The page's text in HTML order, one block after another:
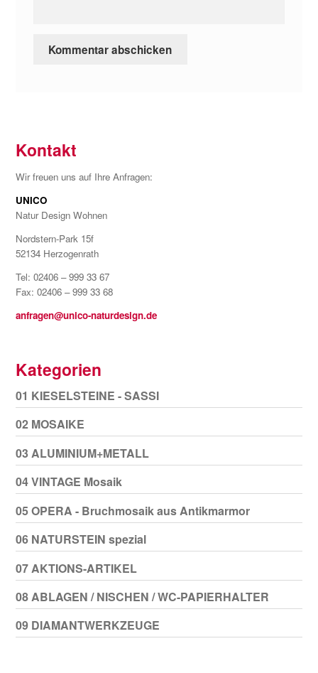
Kontakt
Wir freuen uns auf Ihre Anfragen:
UNICO
Natur Design Wohnen
Nordstern-Park 15f
52134 Herzogenrath
Tel: 02406 – 999 33 67
Fax: 02406 – 999 33 68
anfragen@unico-naturdesign.de
Kategorien
01 KIESELSTEINE - SASSI
02 MOSAIKE
03 ALUMINIUM+METALL
04 VINTAGE Mosaik
05 OPERA - Bruchmosaik aus Antikmarmor
06 NATURSTEIN spezial
07 AKTIONS-ARTIKEL
08 ABLAGEN / NISCHEN / WC-PAPIERHALTER
09 DIAMANTWERKZEUGE